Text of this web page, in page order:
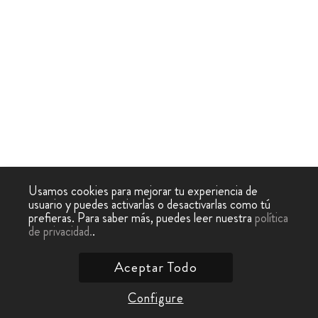
Usamos cookies para mejorar tu experiencia de
usuario y puedes activarlas o desactivarlas como tú
prefieras. Para saber más, puedes leer nuestrapolítica
de privacidad..
Configure
Aceptar Todo